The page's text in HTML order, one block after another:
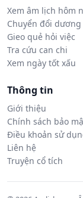
Xem âm lịch hôm
Chuyển đổi
Gieo quẻ hỏi việc
Tra cứu can chi
Xem ngày tốt xấu
Thông tin
Giới thiệu
Chính sách bảo
Điều khoản sử
Liên hệ
Truyện cổ tích